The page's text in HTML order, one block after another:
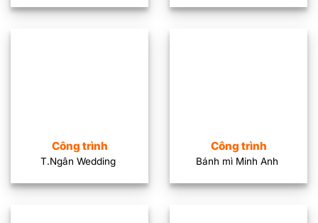
Công trình
T.Ngân Wedding
Công trình
Bánh mì Minh Anh